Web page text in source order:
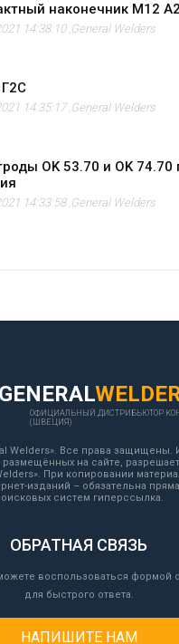
наконечник M12
14:38:10 , General Welders
14:35:17 , General Welders
OK 53.70 и OK 74.70
14:33:58 , General Welders
GENERAL
ОФИЦИАЛЬНЫЙ ДИСТРИБЬЮТОР
(ШВЕЦИЯ)
Welders». Все права защищены.
на сайте,
При копировании
изданий – обязательна
систем гиперссылка.
ОБРАТНАЯ СВЯЗЬ
воспользоваться формой
для быстрого ответа.
НАПИШИТЕ НАМ